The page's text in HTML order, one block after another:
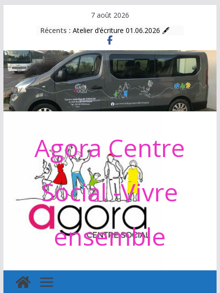
7 août 2026
Récents : Atelier d’écriture 01.06.2026 🖋
Atelier informatique
BOURSE AUX VÊTEMENTS
Programme d’activités 2025/2026
Agora Centre
Social -Vivre
ensemble